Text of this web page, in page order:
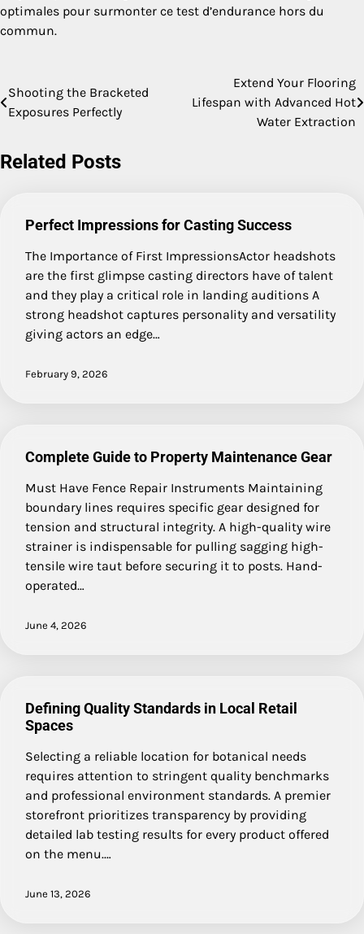
optimales pour surmonter ce test d’endurance hors du
commun.
Post
navigation
Shooting the Bracketed
Exposures Perfectly
Extend Your Flooring
Lifespan with Advanced Hot
Water Extraction
Related Posts
Perfect Impressions for Casting Success
The Importance of First ImpressionsActor headshots
are the first glimpse casting directors have of talent
and they play a critical role in landing auditions A
strong headshot captures personality and versatility
giving actors an edge…
February 9, 2026
Complete Guide to Property Maintenance Gear
Must Have Fence Repair Instruments Maintaining
boundary lines requires specific gear designed for
tension and structural integrity. A high-quality wire
strainer is indispensable for pulling sagging high-
tensile wire taut before securing it to posts. Hand-
operated…
June 4, 2026
Defining Quality Standards in Local Retail
Spaces
Selecting a reliable location for botanical needs
requires attention to stringent quality benchmarks
and professional environment standards. A premier
storefront prioritizes transparency by providing
detailed lab testing results for every product offered
on the menu.…
June 13, 2026